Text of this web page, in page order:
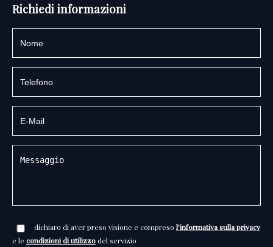
Richiedi informazioni
dichiaro di aver preso visione e compreso l'informativa sulla privacy
e le condizioni di utilizzodel servizio